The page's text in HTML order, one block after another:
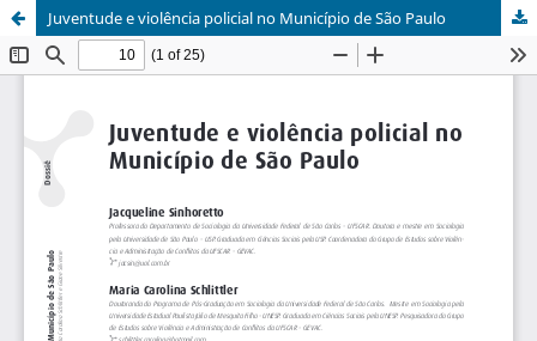
Juventude e violência policial no Município de São Paulo